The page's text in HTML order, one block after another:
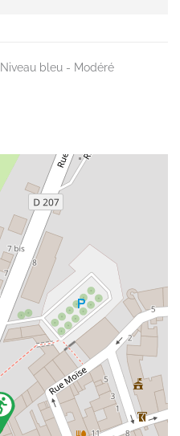
Niveau bleu - Modéré